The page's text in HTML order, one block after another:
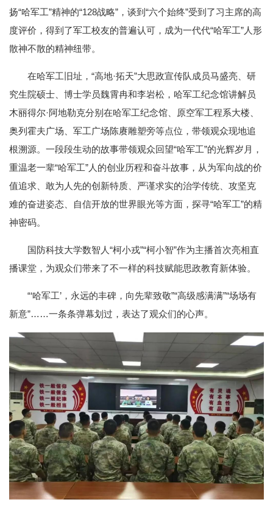
扬“哈军工”精神的“128战略”，谈到“六个始终”受到了习主席的高
度评价，得到了军工校友的普遍认可，成为一代代“哈军工”人形
散神不散的精神纽带。
在哈军工旧址，“高地·拓天”大思政宣传队成员马盛亮、研
究生院硕士、博士学员魏霄冉和李岩松，哈军工纪念馆讲解员
木丽得尔·阿地勒克分别在哈军工纪念馆、原空军工程系大楼、
奥列霍夫广场、军工广场陈赓雕塑旁等点位，带领观众现地追
根溯源。一段段生动的故事带领观众回望“哈军工”的光辉岁月，
重温老一辈“哈军工”人的创业历程和奋斗故事，从为军向战的价
值追求、敢为人先的创新特质、严谨求实的治学传统、攻坚克
难的奋进姿态、自信开放的世界眼光等方面，探寻“哈军工”的精
神密码。
国防科技大学数智人“柯小戎”“柯小智”作为主播首次亮相直
播课堂，为观众们带来了不一样的科技赋能思政教育新体验。
“‘哈军工’，永远的丰碑，向先辈致敬”“高级感满满”“场场有
新意”……一条条弹幕划过，表达了观众们的心声。